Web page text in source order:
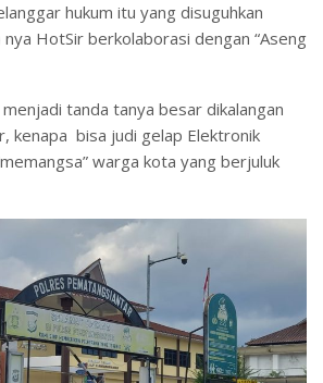
hukum itu yang disuguhkan
HotSir berkolaborasi dengan “Aseng
tanda tanya besar dikalangan
kenapa bisa judi gelap Elektronik
warga kota yang berjuluk